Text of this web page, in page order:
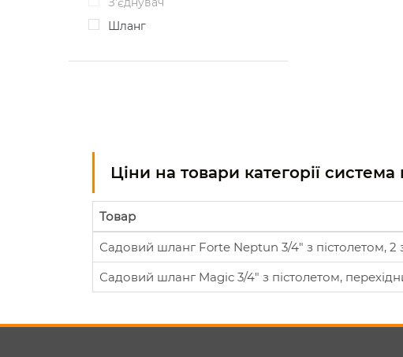
Шланг
Ціни на товари категорії
Товар
Садовий шланг Forte Neptun 3/4" з пістолетом, 2
Садовий шланг Magic 3/4" з пістолетом,